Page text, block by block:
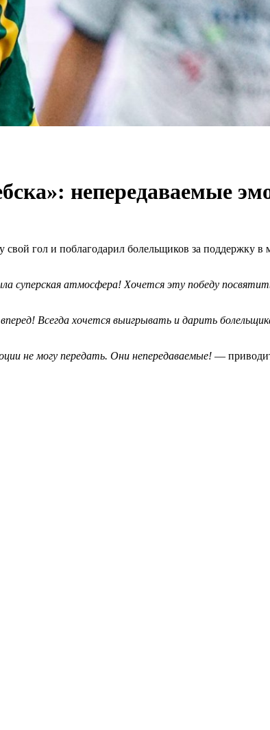
непередаваемые
гол и поблагодарил болельщиков за поддержку
суперская атмосфера! Хочется эту победу
Всегда хочется выигрывать и дарить
не могу передать. Они непередаваемые! —